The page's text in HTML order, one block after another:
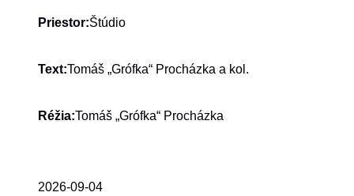
Priestor:Štúdio
Text:Tomáš „Grófka“ Procházka a kol.
Réžia:Tomáš „Grófka“ Procházka
2026-09-04